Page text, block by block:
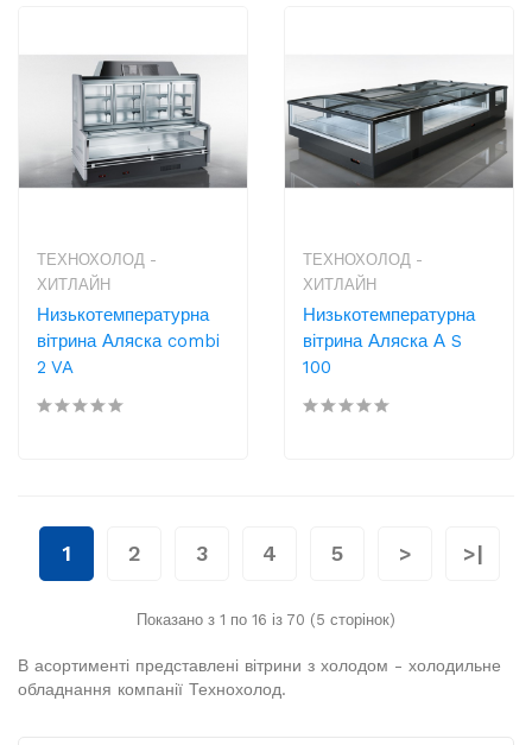
ТЕХНОХОЛОД -
ХИТЛАЙН
Низькотемпературна
вітрина Аляска combi
2 VA
ТЕХНОХОЛОД -
ХИТЛАЙН
Низькотемпературна
вітрина Аляска А S
100
1 2 3 4 5 > >|
Показано з 1 по 16 із 70 (5 сторінок)
В асортименті представлені вітрини з холодом - холодильне
обладнання компанії Технохолод.